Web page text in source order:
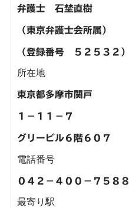
弁護士 石埜直樹
（東京弁護士会所属）
（登録番号 ５２５３２）
所在地
東京都多摩市関戸
１－１１－７
グリービル６階６０７
電話番号
０４２－４００－７５８８
最寄り駅